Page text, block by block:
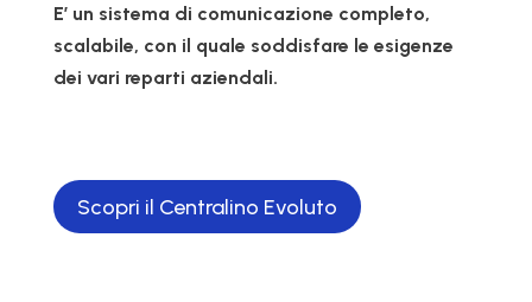
E’ un sistema di comunicazione completo,
scalabile, con il quale soddisfare le esigenze
dei vari reparti aziendali.
Scopri il Centralino Evoluto